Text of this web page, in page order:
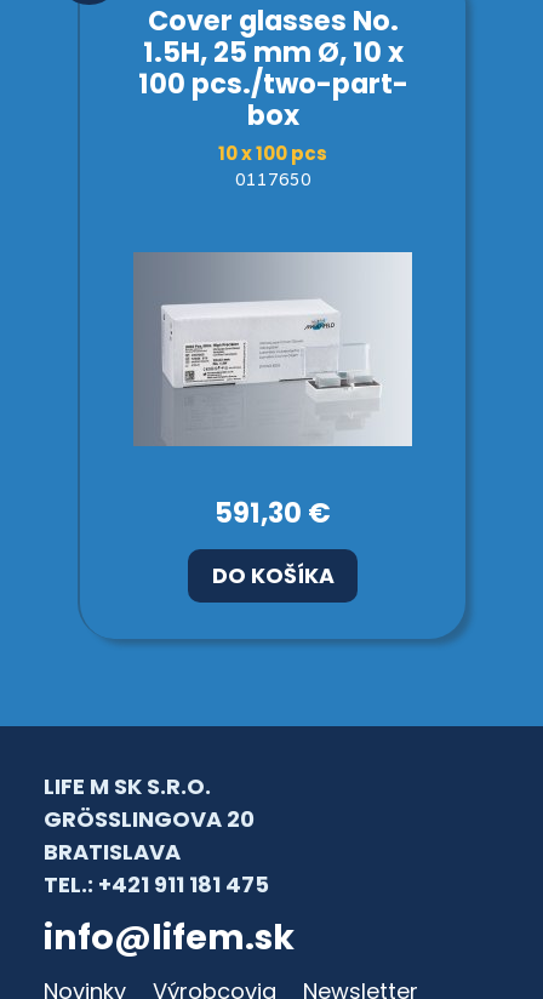
Cover glasses No.
1.5H, 25 mm Ø, 10 x
100 pcs./two-part-
box
10 x 100 pcs
0117650
591,30 €
DO KOŠÍKA
LIFE M SK S.R.O.
GRÖSSLINGOVA 20
BRATISLAVA
TEL.: +421 911 181 475
info@lifem.sk
Novinky Výrobcovia Newsletter